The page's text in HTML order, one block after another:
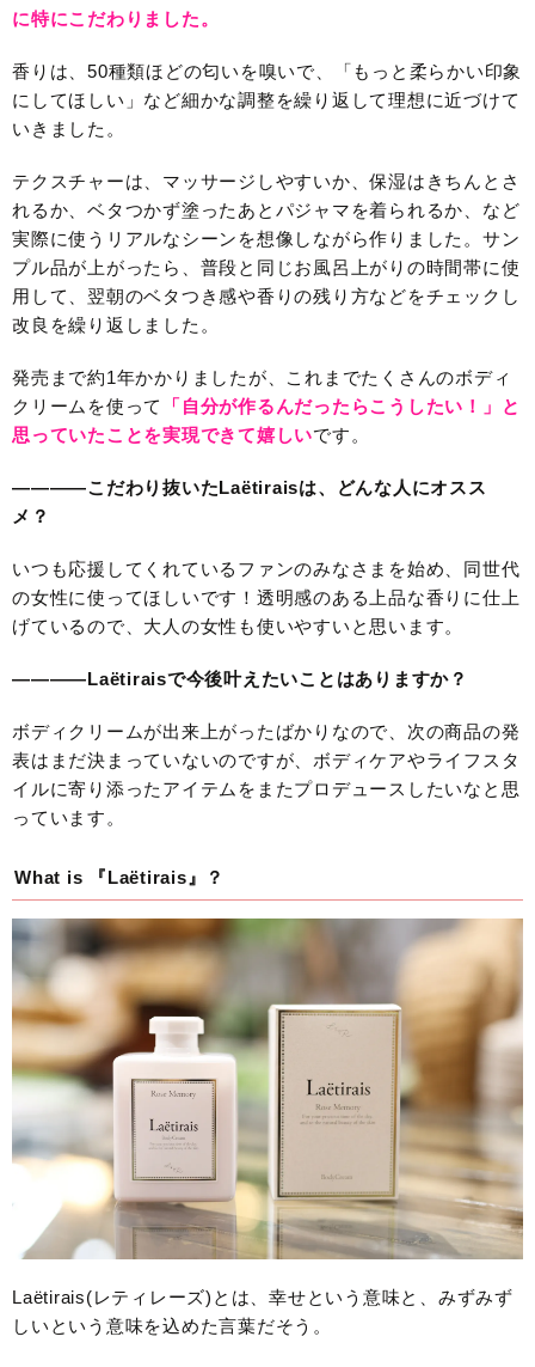
に特にこだわりました。
香りは、50種類ほどの匂いを嗅いで、「もっと柔らかい印象
にしてほしい」など細かな調整を繰り返して理想に近づけて
いきました。
テクスチャーは、マッサージしやすいか、保湿はきちんとさ
れるか、ベタつかず塗ったあとパジャマを着られるか、など
実際に使うリアルなシーンを想像しながら作りました。サン
プル品が上がったら、普段と同じお風呂上がりの時間帯に使
用して、翌朝のベタつき感や香りの残り方などをチェックし
改良を繰り返しました。
発売まで約1年かかりましたが、これまでたくさんのボディ
クリームを使って
「自分が作るんだったらこうしたい！」と
思っていたことを実現できて嬉しいです。
————こだわり抜いたLaëtiraisは、どんな人にオスス
メ？
いつも応援してくれているファンのみなさまを始め、同世代
の女性に使ってほしいです！透明感のある上品な香りに仕上
げているので、大人の女性も使いやすいと思います。
————Laëtiraisで今後叶えたいことはありますか？
ボディクリームが出来上がったばかりなので、次の商品の発
表はまだ決まっていないのですが、ボディケアやライフスタ
イルに寄り添ったアイテムをまたプロデュースしたいなと思
っています。
What is 『Laëtirais』？
Laëtirais(レティレーズ)とは、幸せという意味と、みずみず
しいという意味を込めた言葉だそう。